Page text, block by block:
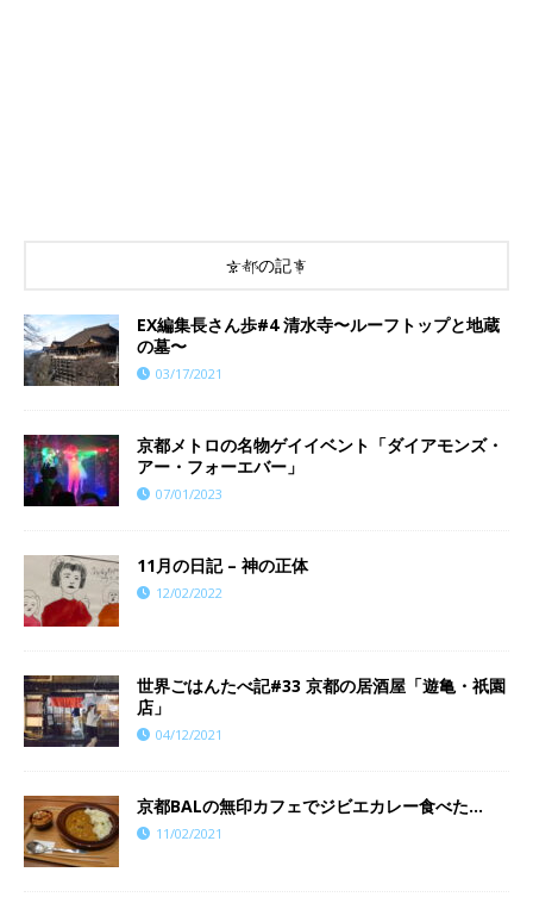
京都の記事
EX編集長さん歩#4 清水寺〜ルーフトップと地蔵
の墓〜
03/17/2021
京都メトロの名物ゲイイベント「ダイアモンズ・
アー・フォーエバー」
07/01/2023
11月の日記 – 神の正体
12/02/2022
世界ごはんたべ記#33 京都の居酒屋「遊亀・祇園
店」
04/12/2021
京都BALの無印カフェでジビエカレー食べた…
11/02/2021